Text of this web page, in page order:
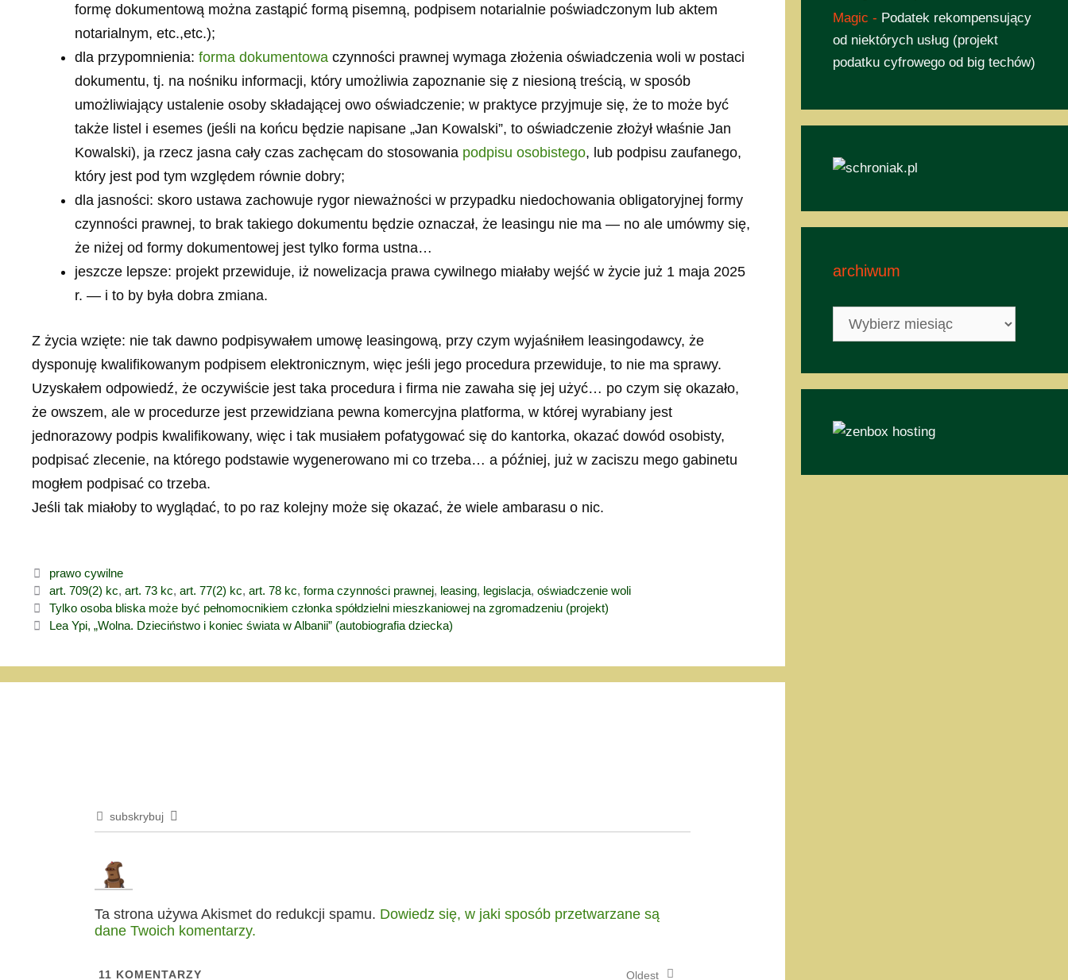
formę dokumentową można zastąpić formą pisemną, podpisem notarialnie poświadczonym lub aktem
notarialnym, etc.,etc.);
dla przypomnienia: forma dokumentowa czynności prawnej wymaga złożenia oświadczenia woli w postaci
dokumentu, tj. na nośniku informacji, który umożliwia zapoznanie się z niesioną treścią, w sposób
umożliwiający ustalenie osoby składającej owo oświadczenie; w praktyce przyjmuje się, że to może być
także listel i esemes (jeśli na końcu będzie napisane „Jan Kowalski”, to oświadczenie złożył właśnie Jan
Kowalski), ja rzecz jasna cały czas zachęcam do stosowania podpisu osobistego, lub podpisu zaufanego,
który jest pod tym względem równie dobry;
dla jasności: skoro ustawa zachowuje rygor nieważności w przypadku niedochowania obligatoryjnej formy
czynności prawnej, to brak takiego dokumentu będzie oznaczał, że leasingu nie ma — no ale umówmy się,
że niżej od formy dokumentowej jest tylko forma ustna…
jeszcze lepsze: projekt przewiduje, iż nowelizacja prawa cywilnego miałaby wejść w życie już 1 maja 2025
r. — i to by była dobra zmiana.
Z życia wzięte: nie tak dawno podpisywałem umowę leasingową, przy czym wyjaśniłem leasingodawcy, że
dysponuję kwalifikowanym podpisem elektronicznym, więc jeśli jego procedura przewiduje, to nie ma sprawy.
Uzyskałem odpowiedź, że oczywiście jest taka procedura i firma nie zawaha się jej użyć… po czym się okazało,
że owszem, ale w procedurze jest przewidziana pewna komercyjna platforma, w której wyrabiany jest
jednorazowy podpis kwalifikowany, więc i tak musiałem pofatygować się do kantorka, okazać dowód osobisty,
podpisać zlecenie, na którego podstawie wygenerowano mi co trzeba… a później, już w zaciszu mego gabinetu
mogłem podpisać co trzeba.
Jeśli tak miałoby to wyglądać, to po raz kolejny może się okazać, że wiele ambarasu o nic.
Kategorie
prawo cywilne
Tagi
art. 709(2) kc,art. 73 kc,art. 77(2) kc,art. 78 kc,forma czynności prawnej, leasing, legislacja,oświadczenie woli
Tylko osoba bliska może być pełnomocnikiem członka spółdzielni mieszkaniowej na zgromadzeniu (projekt)
Lea Ypi, „Wolna. Dzieciństwo i koniec świata w Albanii” (autobiografia dziecka)
subskrybuj
Ta strona używa Akismet do redukcji spamu. Dowiedz się, w jaki sposób przetwarzane są
dane Twoich komentarzy.
11 KOMENTARZY Oldest
Magic - Podatek rekompensujący
od niektórych usług (projekt
podatku cyfrowego od big techów)
archiwum
archiwum